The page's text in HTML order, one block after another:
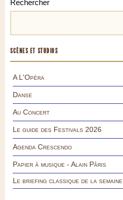
Rechercher
SCÈNES ET STUDIOS
A L'Opéra
Danse
Au Concert
Le guide des Festivals 2026
Agenda Crescendo
Papier à musique - Alain Pâris
Le briefing classique de la semaine